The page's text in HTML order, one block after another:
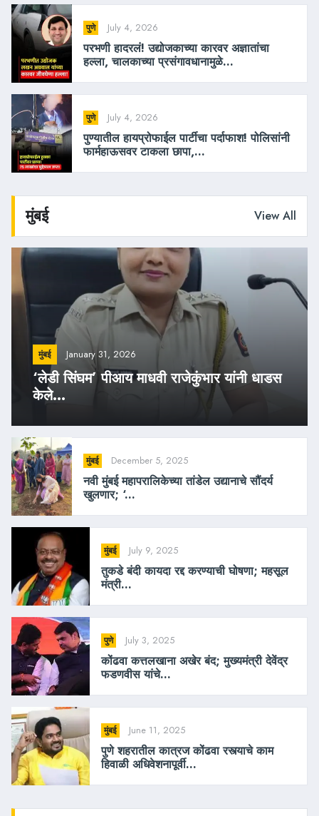
पुणे July 4, 2026
परभणी हादरलं! उद्योजकाच्या कारवर अज्ञातांचा
हल्ला, चालकाच्या प्रसंगावधानामुळे...
पुणे July 4, 2026
पुण्यातील हायप्रोफाईल पार्टीचा पर्दाफाश! पोलिसांनी
फार्महाऊसवर टाकला छापा,...
मुंबई View All
मुंबई January 31, 2026
‘लेडी सिंघम’ पीआय माधवी राजेकुंभार यांनी धाडस
केले...
मुंबई December 5, 2025
नवी मुंबई महापरालिकेच्या तांडेल उद्यानाचे सौंदर्य
खुलणार; ‘...
मुंबई July 9, 2025
तुकडे बंदी कायदा रद्द करण्याची घोषणा; महसूल
मंत्री...
पुणे July 3, 2025
कोंढवा कत्तलखाना अखेर बंद; मुख्यमंत्री देवेंद्र
फडणवीस यांचे...
मुंबई June 11, 2025
पुणे शहरातील कात्रज कोंढवा रस्त्याचे काम
हिवाळी अधिवेशनापूर्वी...